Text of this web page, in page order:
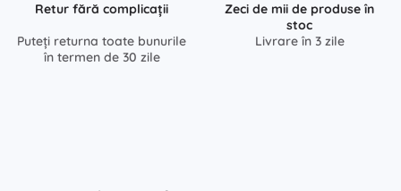
Retur fără complicații
Puteți returna toate bunurile
în termen de 30 zile
Zeci de mii de produse în
stoc
Livrare în 3 zile